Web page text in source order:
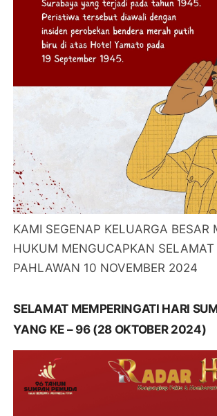
KAMI SEGENAP KELUARGA BESAR
HUKUM MENGUCAPKAN SELAMAT
PAHLAWAN 10 NOVEMBER 2024
SELAMAT MEMPERINGATI HARI
YANG KE – 96 (28 OKTOBER 2024)